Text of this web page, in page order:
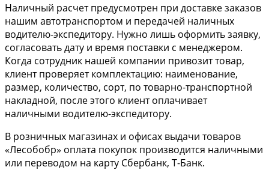
Наличный расчет предусмотрен при доставке заказов
нашим автотранспортом и передачей наличных
водителю-экспедитору. Нужно лишь оформить заявку,
согласовать дату и время поставки с менеджером.
Когда сотрудник нашей компании привозит товар,
клиент проверяет комплектацию: наименование,
размер, количество, сорт, по товарно-транспортной
накладной, после этого клиент оплачивает
наличными водителю-экспедитору.
В розничных магазинах и офисах выдачи товаров
«Лесобобр» оплата покупок производится наличными
или переводом на карту Сбербанк, Т-Банк.